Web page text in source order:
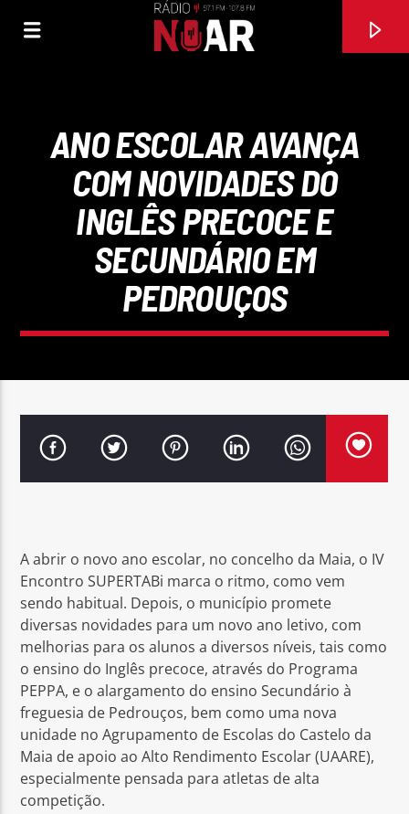
97.1FM E 107.8 FM
ANO ESCOLAR AVANÇA
COM NOVIDADES DO
INGLÊS PRECOCE E
SECUNDÁRIO EM
PEDROUÇOS
A abrir o novo ano escolar, no concelho da Maia, o IV
Encontro SUPERTABi marca o ritmo, como vem
sendo habitual. Depois, o município promete
diversas novidades para um novo ano letivo, com
melhorias para os alunos a diversos níveis, tais como
o ensino do Inglês precoce, através do Programa
PEPPA, e o alargamento do ensino Secundário à
freguesia de Pedrouços, bem como uma nova
unidade no Agrupamento de Escolas do Castelo da
Maia de apoio ao Alto Rendimento Escolar (UAARE),
especialmente pensada para atletas de alta
competição.